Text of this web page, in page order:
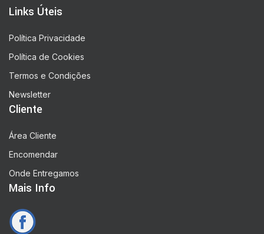
Links Úteis
Política Privacidade
Política de Cookies
Termos e Condições
Newsletter
Cliente
Área Cliente
Encomendar
Onde Entregamos
Mais Info